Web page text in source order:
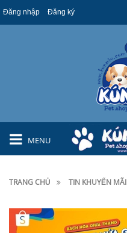
Đăng nhập Đăng ký
MENU
TRANG CHỦ TIN KHUYẾN MÃI